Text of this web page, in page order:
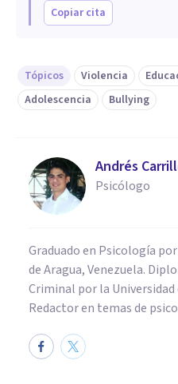
Copiar cita
Tópicos Violencia
Adolescencia
Bullying
Andrés
Psicólogo
Graduado en Psicología
de Aragua, Venezuela.
Criminal por la Universidad
Redactor en temas de